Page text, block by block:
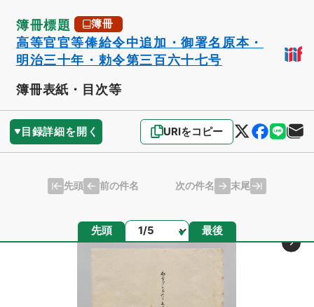
簿冊標題 簿冊
高等官官等俸給令中追加・御署名原本・
明治三十年・勅令第三百六十七号
簿冊表紙・目次等
目録詳細を開く URIをコピー
先頭 前の件名 次の件名 末尾
先頭 ページ 最後